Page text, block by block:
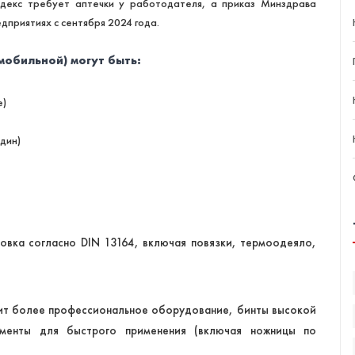
требует аптечки у работодателя, а приказ Минздрава
с сентября 2024 года.
могут быть:
согласно DIN 13164, включая повязки, термоодеяло,
более профессиональное оборудование, бинты высокой
для быстрого применения (включая ножницы по